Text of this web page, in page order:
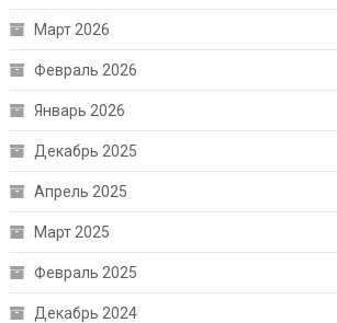
Март 2026
Февраль 2026
Январь 2026
Декабрь 2025
Апрель 2025
Март 2025
Февраль 2025
Декабрь 2024